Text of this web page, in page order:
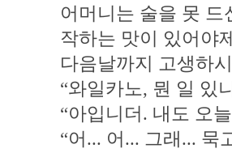
어머니는 술을 못 드
작하는 맛이 있어야
다음날까지 고생하
“와일카노, 뭔 일 있
“아입니더. 내도 오
“어... 어... 그래... 묵